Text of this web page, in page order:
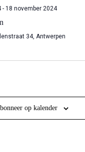
- 18 november 2024
34, Antwerpen
op kalender